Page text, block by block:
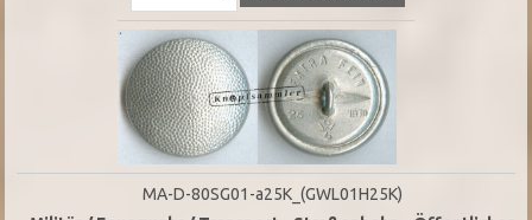
MA-D-80SG01-a25K_(GWL01H25K)